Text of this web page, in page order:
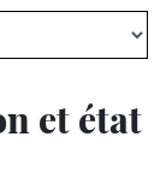
et état